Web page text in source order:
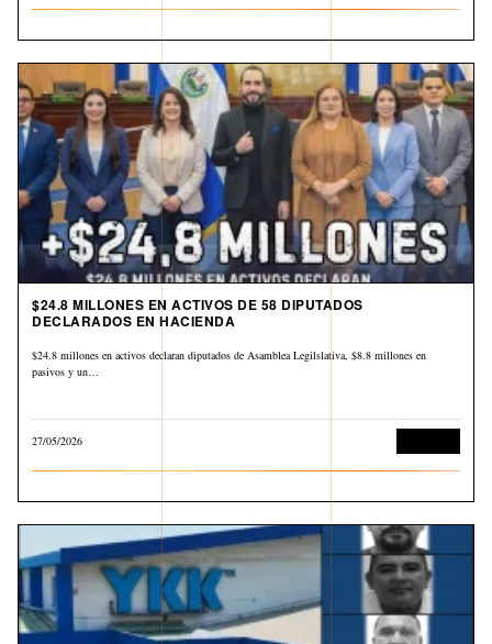
$24.8 MILLONES EN ACTIVOS DE 58 DIPUTADOS
DECLARADOS EN HACIENDA
$24.8 millones en activos declaran diputados de Asamblea Legilslativa, $8.8 millones en
pasivos y un…
27/05/2026